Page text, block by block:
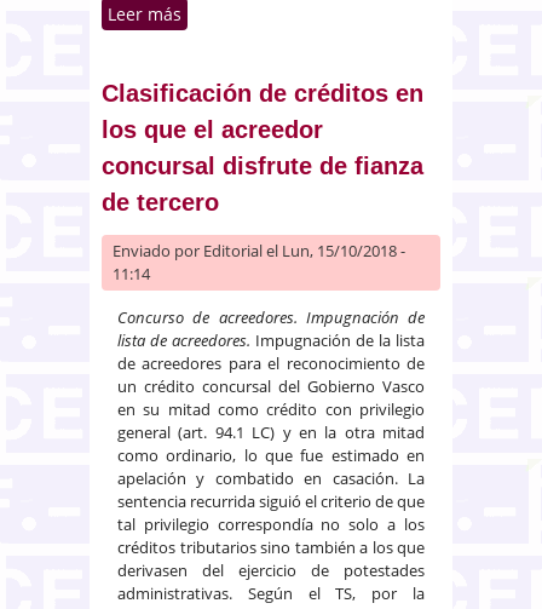
Leer más
privilegio especial
Clasificación de créditos en
los que el acreedor
concursal disfrute de fianza
de tercero
Enviado por Editorialel Lun, 15/10/2018 -
11:14
Concurso de acreedores. Impugnación de
lista de acreedores. Impugnación de la lista
de acreedores para el reconocimiento de
un crédito concursal del Gobierno Vasco
en su mitad como crédito con privilegio
general (art. 94.1 LC) y en la otra mitad
como ordinario, lo que fue estimado en
apelación y combatido en casación. La
sentencia recurrida siguió el criterio de que
tal privilegio correspondía no solo a los
créditos tributarios sino también a los que
derivasen del ejercicio de potestades
administrativas. Según el TS, por la